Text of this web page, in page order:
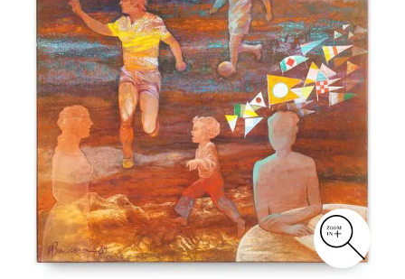
TOME 1: PEINTURES ET RELIEFS
TOME 2 : GRAVURES
CONTACT